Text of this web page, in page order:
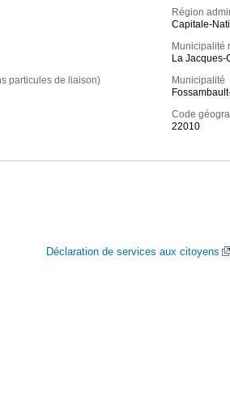
particules de liaison)
Région
Capitale-
Municipalité
La Jacques-
Municipalité
Code
22010
Déclaration de services aux citoyens